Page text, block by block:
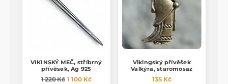
VIKINSKÝ MEČ, stříbrný
přívěsek, Ag 925
1 220 Kč 1 100 Kč
Vikingský přívěšek
Valkýra, staromosaz
135 Kč